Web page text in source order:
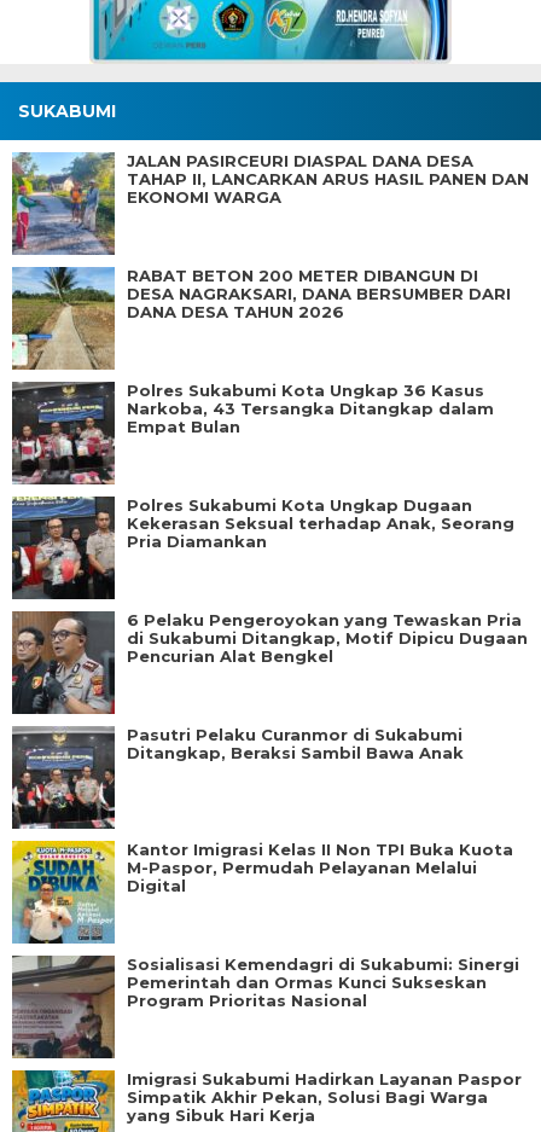
SUKABUMI
JALAN PASIRCEURI DIASPAL DANA DESA
TAHAP II, LANCARKAN ARUS HASIL PANEN DAN
EKONOMI WARGA
RABAT BETON 200 METER DIBANGUN DI
DESA NAGRAKSARI, DANA BERSUMBER DARI
DANA DESA TAHUN 2026
Polres Sukabumi Kota Ungkap 36 Kasus
Narkoba, 43 Tersangka Ditangkap dalam
Empat Bulan
Polres Sukabumi Kota Ungkap Dugaan
Kekerasan Seksual terhadap Anak, Seorang
Pria Diamankan
6 Pelaku Pengeroyokan yang Tewaskan Pria
di Sukabumi Ditangkap, Motif Dipicu Dugaan
Pencurian Alat Bengkel
Pasutri Pelaku Curanmor di Sukabumi
Ditangkap, Beraksi Sambil Bawa Anak
Kantor Imigrasi Kelas II Non TPI Buka Kuota
M-Paspor, Permudah Pelayanan Melalui
Digital
Sosialisasi Kemendagri di Sukabumi: Sinergi
Pemerintah dan Ormas Kunci Sukseskan
Program Prioritas Nasional
Imigrasi Sukabumi Hadirkan Layanan Paspor
Simpatik Akhir Pekan, Solusi Bagi Warga
yang Sibuk Hari Kerja